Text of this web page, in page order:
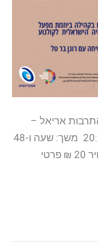
אריאל –
חדש יום שני, 8 אפריל 2024 בשעה 20:30 משך: שעה ו-48
דקות פתיחת דלתות בשעה 19:30 מחיר 20 ₪ פרטי